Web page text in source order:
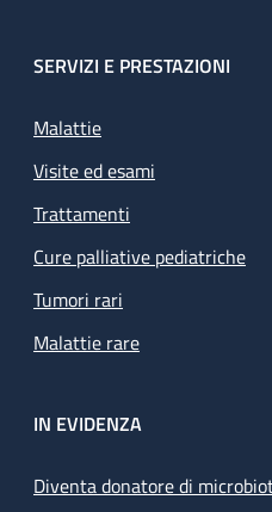
SERVIZI E PRESTAZIONI
Malattie
Visite ed esami
Trattamenti
Cure palliative pediatriche
Tumori rari
Malattie rare
IN EVIDENZA
Diventa donatore di